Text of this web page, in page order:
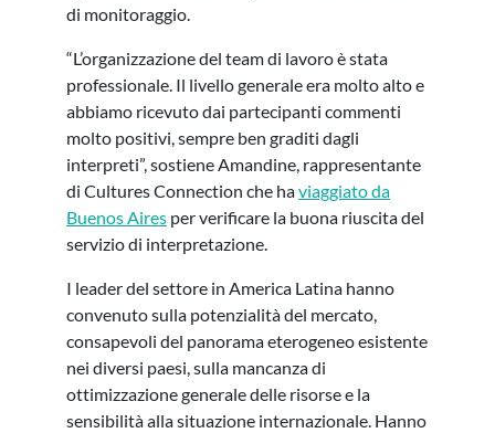
di monitoraggio.
“L’organizzazione del team di lavoro è stata
professionale. Il livello generale era molto alto e
abbiamo ricevuto dai partecipanti commenti
molto positivi, sempre ben graditi dagli
interpreti”, sostiene Amandine, rappresentante
di Cultures Connection che haviaggiato da
Buenos Aires per verificare la buona riuscita del
servizio di interpretazione.
I leader del settore in America Latina hanno
convenuto sulla potenzialità del mercato,
consapevoli del panorama eterogeneo esistente
nei diversi paesi, sulla mancanza di
ottimizzazione generale delle risorse e la
sensibilità alla situazione internazionale. Hanno